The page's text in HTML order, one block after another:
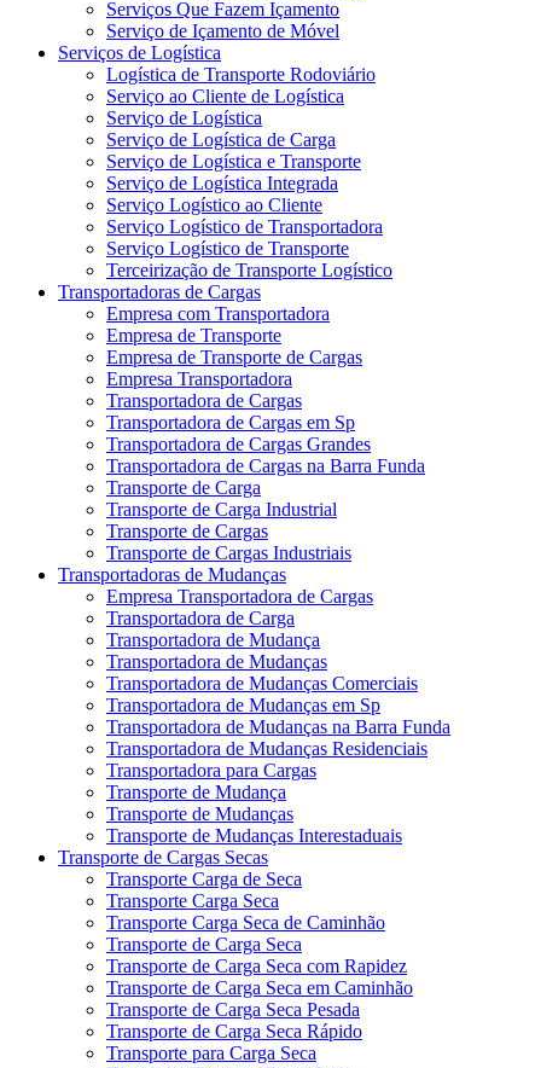
Serviços Que Fazem Içamento
Serviço de Içamento de Móvel
Serviços de Logística
Logística de Transporte Rodoviário
Serviço ao Cliente de Logística
Serviço de Logística
Serviço de Logística de Carga
Serviço de Logística e Transporte
Serviço de Logística Integrada
Serviço Logístico ao Cliente
Serviço Logístico de Transportadora
Serviço Logístico de Transporte
Terceirização de Transporte Logístico
Transportadoras de Cargas
Empresa com Transportadora
Empresa de Transporte
Empresa de Transporte de Cargas
Empresa Transportadora
Transportadora de Cargas
Transportadora de Cargas em Sp
Transportadora de Cargas Grandes
Transportadora de Cargas na Barra Funda
Transporte de Carga
Transporte de Carga Industrial
Transporte de Cargas
Transporte de Cargas Industriais
Transportadoras de Mudanças
Empresa Transportadora de Cargas
Transportadora de Carga
Transportadora de Mudança
Transportadora de Mudanças
Transportadora de Mudanças Comerciais
Transportadora de Mudanças em Sp
Transportadora de Mudanças na Barra Funda
Transportadora de Mudanças Residenciais
Transportadora para Cargas
Transporte de Mudança
Transporte de Mudanças
Transporte de Mudanças Interestaduais
Transporte de Cargas Secas
Transporte Carga de Seca
Transporte Carga Seca
Transporte Carga Seca de Caminhão
Transporte de Carga Seca
Transporte de Carga Seca com Rapidez
Transporte de Carga Seca em Caminhão
Transporte de Carga Seca Pesada
Transporte de Carga Seca Rápido
Transporte para Carga Seca